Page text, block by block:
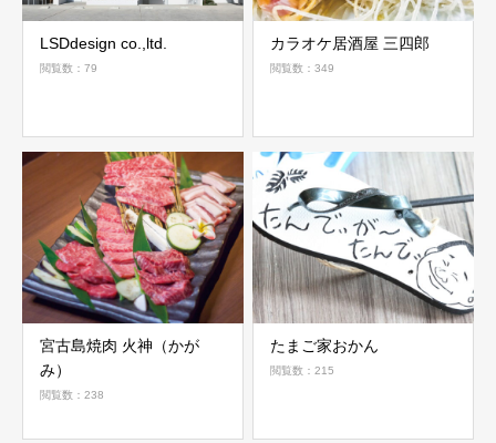
LSDdesign co.,ltd.
閲覧数：79
カラオケ居酒屋 三四郎
閲覧数：349
宮古島焼肉 火神（かが
み）
閲覧数：238
たまご家おかん
閲覧数：215